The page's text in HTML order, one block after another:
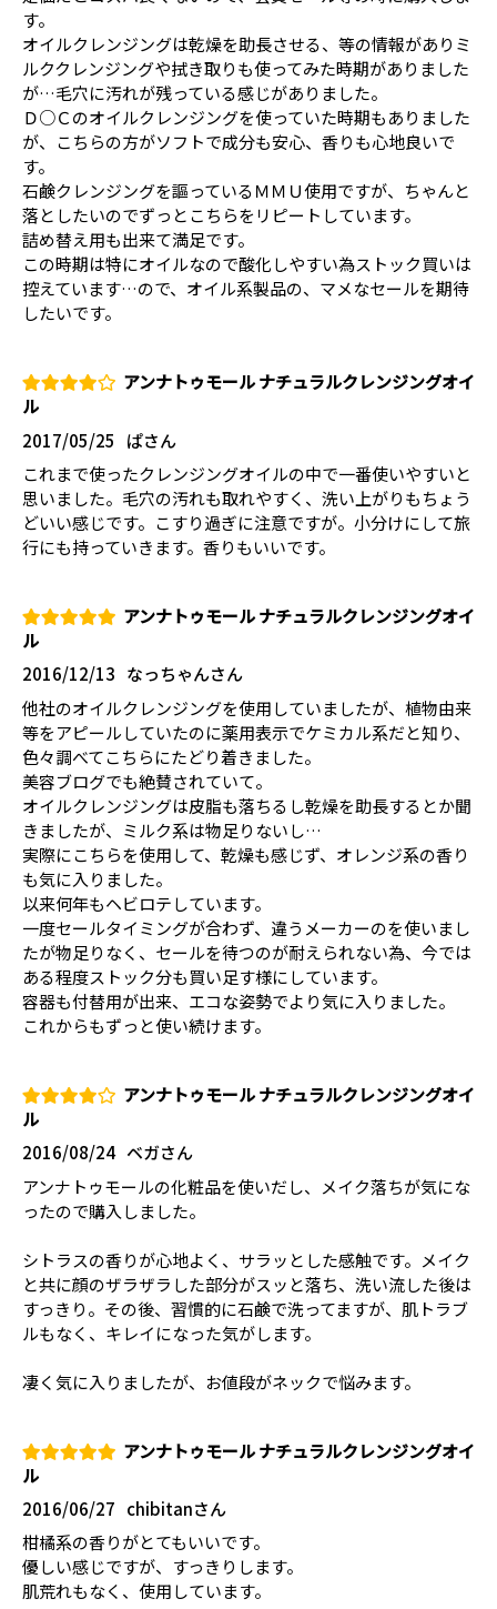
す。
オイルクレンジングは乾燥を助長させる、等の情報がありミ
ルククレンジングや拭き取りも使ってみた時期がありました
が…毛穴に汚れが残っている感じがありました。
Ｄ○Ｃのオイルクレンジングを使っていた時期もありました
が、こちらの方がソフトで成分も安心、香りも心地良いで
す。
石鹸クレンジングを謳っているＭＭＵ使用ですが、ちゃんと
落としたいのでずっとこちらをリピートしています。
詰め替え用も出来て満足です。
この時期は特にオイルなので酸化しやすい為ストック買いは
控えています…ので、オイル系製品の、マメなセールを期待
したいです。
アンナトゥモール ナチュラルクレンジングオイ
ル
ぱさん
2017/05/25
これまで使ったクレンジングオイルの中で一番使いやすいと
思いました。毛穴の汚れも取れやすく、洗い上がりもちょう
どいい感じです。こすり過ぎに注意ですが。小分けにして旅
行にも持っていきます。香りもいいです。
アンナトゥモール ナチュラルクレンジングオイ
ル
なっちゃんさん
2016/12/13
他社のオイルクレンジングを使用していましたが、植物由来
等をアピールしていたのに薬用表示でケミカル系だと知り、
色々調べてこちらにたどり着きました。
美容ブログでも絶賛されていて。
オイルクレンジングは皮脂も落ちるし乾燥を助長するとか聞
きましたが、ミルク系は物足りないし…
実際にこちらを使用して、乾燥も感じず、オレンジ系の香り
も気に入りました。
以来何年もヘビロテしています。
一度セールタイミングが合わず、違うメーカーのを使いまし
たが物足りなく、セールを待つのが耐えられない為、今では
ある程度ストック分も買い足す様にしています。
容器も付替用が出来、エコな姿勢でより気に入りました。
これからもずっと使い続けます。
アンナトゥモール ナチュラルクレンジングオイ
ル
ベガさん
2016/08/24
アンナトゥモールの化粧品を使いだし、メイク落ちが気にな
ったので購入しました。
シトラスの香りが心地よく、サラッとした感触です。メイク
と共に顔のザラザラした部分がスッと落ち、洗い流した後は
すっきり。その後、習慣的に石鹸で洗ってますが、肌トラブ
ルもなく、キレイになった気がします。
凄く気に入りましたが、お値段がネックで悩みます。
アンナトゥモール ナチュラルクレンジングオイ
ル
chibitanさん
2016/06/27
柑橘系の香りがとてもいいです。
優しい感じですが、すっきりします。
肌荒れもなく、使用しています。